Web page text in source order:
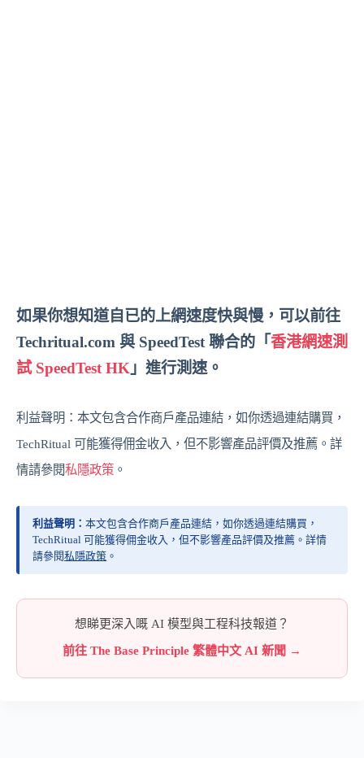
如果你想知道自已的上網速度快與慢，可以前往
Techritual.com 與 SpeedTest 聯合的「香港網速測
試 SpeedTest HK 」進行測速。
利益聲明：本文包含合作商戶產品連結，如你透過連結購買，
TechRitual 可能獲得佣金收入，但不影響產品評價及推薦。詳
情請參閱私隱政策 。
利益聲明： 本文包含合作商戶產品連結，如你透過連結購買，
TechRitual 可能獲得佣金收入，但不影響產品評價及推薦。詳情
請參閱私隱政策 。
想睇更深入嘅 AI 模型與工程科技報道？
前往 The Base Principle 繁體中文 AI 新聞 →